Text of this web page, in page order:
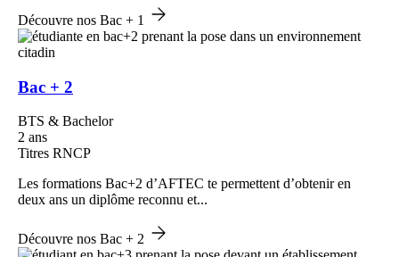
Découvre nos Bac + 1
Bac + 2
BTS & Bachelor
2 ans
Titres RNCP
Les formations Bac+2 d’AFTEC te permettent d’obtenir en
deux ans un diplôme reconnu et...
Découvre nos Bac + 2